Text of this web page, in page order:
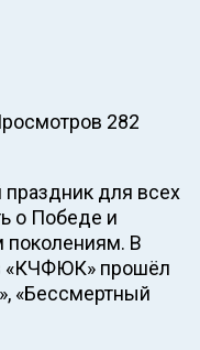
282
для всех
о Победе и
поколениям. В
«КЧФЮК» прошёл
«Бессмертный